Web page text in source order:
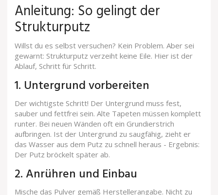
Anleitung: So gelingt der
Strukturputz
Willst du es selbst versuchen? Kein Problem. Aber sei
gewarnt: Strukturputz verzeiht keine Eile. Hier ist der
Ablauf, Schritt für Schritt.
1. Untergrund vorbereiten
Der wichtigste Schritt! Der Untergrund muss fest,
sauber und fettfrei sein. Alte Tapeten müssen komplett
runter. Bei neuen Wänden oft ein Grundierstrich
aufbringen. Ist der Untergrund zu saugfähig, zieht er
das Wasser aus dem Putz zu schnell heraus - Ergebnis:
Der Putz bröckelt später ab.
2. Anrühren und Einbau
Mische das Pulver gemäß Herstellerangabe. Nicht zu